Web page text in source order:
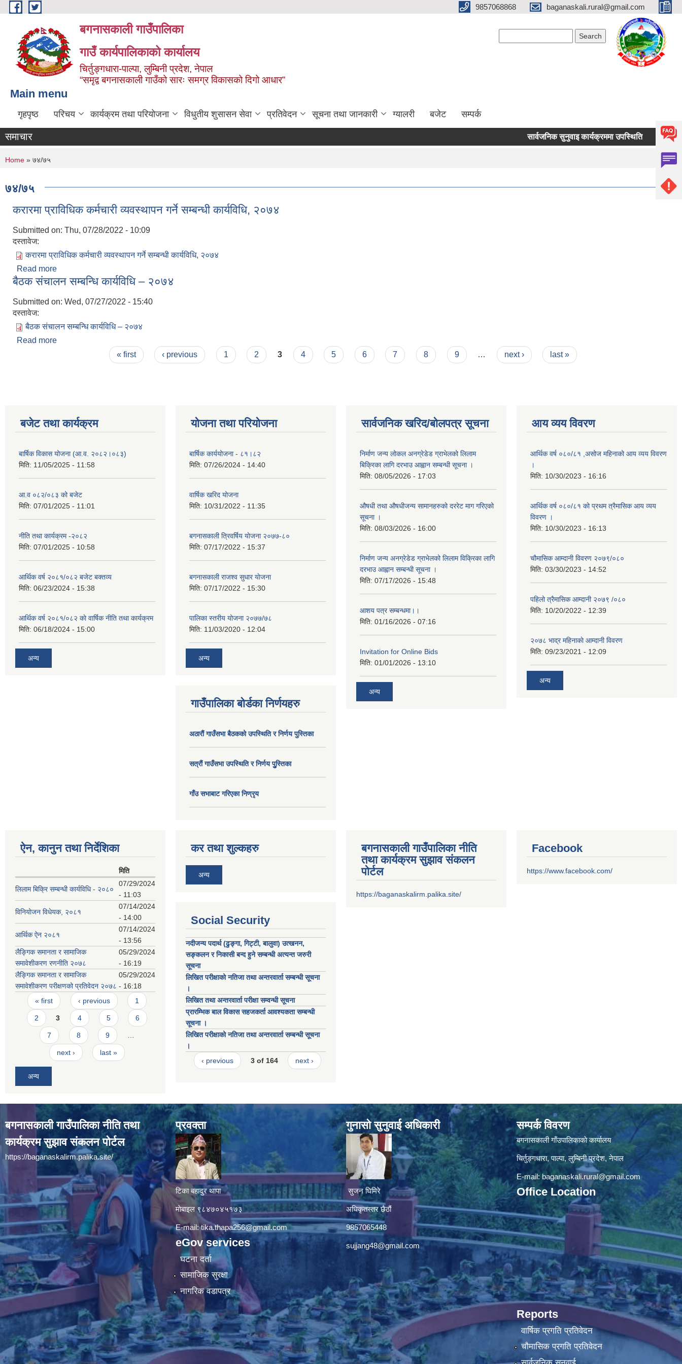
Skip to main content 9857068868 baganaskali.rural@gmail.com
बगनासकाली गाउँपालिका
गाउँ कार्यपालिकाको कार्यालय
चिर्तुङ्गधारा-पाल्पा, लुम्बिनी प्रदेश, नेपाल
“समृद्व बगनासकाली गाउँको सारः समग्र विकासको दिगो आधार”
Main menu
गृहपृष्ठ परिचय कार्यक्रम तथा परियोजना विधुतीय शुसासन सेवा प्रतिवेदन सूचना तथा जानकारी ग्यालरी बजेट सम्पर्क
समाचार सार्वजनिक सुनुवाइ कार्यक्रममा उपस्थिति निर्माण जन्य
You are here
Home » ७४/७५
७४/७५
करारमा प्राविधिक कर्मचारी व्यवस्थापन गर्ने सम्बन्धी कार्यविधि, २०७४
Submitted on: Thu, 07/28/2022 - 10:09
दस्तावेज:
करारमा प्राविधिक कर्मचारी व्यवस्थापन गर्ने सम्बन्धी कार्यविधि, २०७४
Read more
बैठक संचालन सम्बन्धि कार्यविधि – २०७४
Submitted on: Wed, 07/27/2022 - 15:40
दस्तावेज:
बैठक संचालन सम्बन्धि कार्यविधि – २०७४
Read more
« first ‹ previous 1 2 3 4 5 6 7 8 9 … next › last »
बजेट तथा कार्यक्रम
बार्षिक विकास योजना (आ.व. २०८२।०८३)
मिति: 11/05/2025 - 11:58
आ.व ०८२/०८३ को बजेट
मिति: 07/01/2025 - 11:01
नीति तथा कार्यक्रम -२०८२
मिति: 07/01/2025 - 10:58
आर्थिक वर्ष २०८१/०८२ बजेट बक्तव्य
मिति: 06/23/2024 - 15:38
आर्थिक वर्ष २०८१/०८२ काे वार्षिक नीति तथा कार्यक्रम
मिति: 06/18/2024 - 15:00
अन्य
योजना तथा परियोजना
बार्षिक कार्ययोजना - ८१।८२
मिति: 07/26/2024 - 14:40
वार्षिक खरिद योजना
मिति: 10/31/2022 - 11:35
बगनासकाली त्रिवर्षिय याेजना २०७७-८०
मिति: 07/17/2022 - 15:37
बगनासकाली राजश्व सुधार याेजना
मिति: 07/17/2022 - 15:30
पालिका स्तरीय योजना २०७७/७८
मिति: 11/03/2020 - 12:04
अन्य
गाउँपालिका बोर्डका निर्णयहरु
अठाराैं गाउँसभा बैठकको उपस्थिति र निर्णय पुस्तिका
सत्राैं गाउँसभा उपस्थिति र निर्णय पुु्स्तिका
गाँउ सभाबाट गरिएका निण्रृय
सार्वजनिक खरिद/बोलपत्र सूचना
निर्माण जन्य लोकल अनग्रेडेड ग्राभेलको लिलाम
बिक्रिका लागि दरभाउ आह्वान सम्बन्धी सूचना ।
मिति: 08/05/2026 - 17:03
औषधी तथा औषधीजन्य सामानहरुको दररेट माग गरिएको
सूचना ।
मिति: 08/03/2026 - 16:00
निर्माण जन्य अनग्रेडेड ग्राभेलको लिलाम विक्रिका लागि
दरभाउ आह्वान सम्बन्धी सूचना ।
मिति: 07/17/2026 - 15:48
आशय पत्र सम्बन्धमा।।
मिति: 01/16/2026 - 07:16
Invitation for Online Bids
मिति: 01/01/2026 - 13:10
अन्य
आय व्यय विवरण
आर्थिक वर्ष ०८०/८१ ,असोज महिनाको आय व्यय विवरण
।
मिति: 10/30/2023 - 16:16
आर्थिक वर्ष ०८०/८१ को प्रथम त्रैमासिक आय व्यय
विवरण ।
मिति: 10/30/2023 - 16:13
चौमासिक आम्दानी विवरण २०७९/०८०
मिति: 03/30/2023 - 14:52
पहिलो त्रैमासिक आम्दानी २०७९ /०८०
मिति: 10/20/2022 - 12:39
२०७८ भाद्र महिनाकाे आम्दानी विवरण
मिति: 09/23/2021 - 12:09
अन्य
ऐन, कानुन तथा निर्देशिका
मिति
लिलाम बिक्रि सम्बन्धी कार्यविधि - २०८०
07/29/2024
- 11:03
विनियोजन विधेयक, २०८१
07/14/2024
- 14:00
आर्थिक ऐन २०८१
07/14/2024
- 13:56
लैङ्गिक समानता र सामाजिक
समावेशीकरण रणनीति २०७८
05/29/2024
- 16:19
लैङ्गिक समानता र सामाजिक
समावेशीकरण परीक्षणको प्रतिवेदन २०७८
05/29/2024
- 16:18
Pages
« first ‹ previous 1
2 3 4 5 6
7 8 9
next › last »
अन्य
कर तथा शुल्कहरु
अन्य
Social Security
नदीजन्य पदार्थ (ढुङ्गा, गिट्टी, बालुवा) उत्खनन,
सङ्कलन र निकासी बन्द हुने सम्बन्धी अत्यन्त जरुरी
सूचना
लिखित परीक्षाको नतिजा तथा अन्तरवार्ता सम्बन्धी सूचना
।
लिखित तथा अन्तरवार्ता परीक्षा सम्वन्धी सूचना
प्रारम्भिक बाल विकास सहजकर्ता आवश्यकता सम्बन्धी
सूचना ।
लिखित परीक्षाको नतिजा तथा अन्तरवार्ता सम्बन्धी सूचना
।
‹ previous
3 of 164 next ›
बगनासकाली गाउँपालिका नीति
तथा कार्यक्रम सुझाव संकलन
पोर्टल
https://baganaskalirm.palika.site/
Facebook
https://www.facebook.com/
बगनासकाली गाउँपालिका नीति तथा
कार्यक्रम सुझाव संकलन पोर्टल
https://baganaskalirm.palika.site/
प्रवक्ता
टिका बहादुर थापा
माे‍बाइल ९८४७०४५१७३
E-mail:tika.thapa256@gmail.com
eGov services
घटना दर्ता
सामाजिक सुरक्षा
नागरिक वडापत्र
गुनासाे सुनुवाई अधिकारी
सुजन घिमिरे
अधिकृतस्तर छैठौं‌
9857065448
sujjang48@gmail.com
सम्पर्क विवरण
बगनासकाली गाँउपालिकाकाे कार्यालय
चिर्तुङ्गधारा, पाल्पा, लुम्बिनी प्रदेश, नेपाल
E-mail:baganaskali.rural@gmail.com
Office Location
Reports
वार्षिक प्रगति प्रतिवेदन
चौमासिक प्रगति प्रतिवेदन